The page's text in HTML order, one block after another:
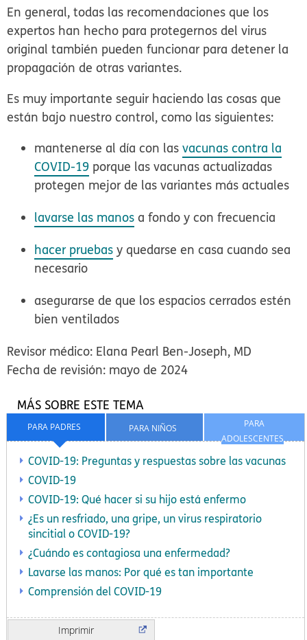
En general, todas las recomendaciones que los
expertos han hecho para protegernos del virus
original también pueden funcionar para detener la
propagación de otras variantes.
Es muy importante seguir haciendo las cosas que
están bajo nuestro control, como las siguientes:
mantenerse al día con lasvacunas contra la
COVID-19 porque las vacunas actualizadas
protegen mejor de las variantes más actuales
lavarse las manos a fondo y con frecuencia
hacer pruebas y quedarse en casa cuando sea
necesario
asegurarse de que los espacios cerrados estén
bien ventilados
Revisor médico: Elana Pearl Ben-Joseph, MD
Fecha de revisión: mayo de 2024
PARA
ADOLESCENTES
PARA NIÑOS
PARA PADRES
MÁS SOBRE ESTE TEMA
COVID-19: Preguntas y respuestas sobre las vacunas
COVID-19
COVID-19: Qué hacer si su hijo está enfermo
¿Es un resfriado, una gripe, un virus respiratorio
sincitial o COVID-19?
¿Cuándo es contagiosa una enfermedad?
Lavarse las manos: Por qué es tan importante
Comprensión del COVID-19
Imprimir